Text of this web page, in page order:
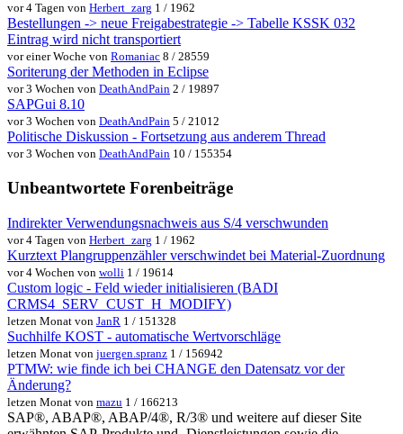
vor 4 Tagen von Herbert_zarg 1 / 1962
Bestellungen -> neue Freigabestrategie -> Tabelle KSSK 032
Eintrag wird nicht transportiert
vor einer Woche von Romaniac 8 / 28559
Soriterung der Methoden in Eclipse
vor 3 Wochen von DeathAndPain 2 / 19897
SAPGui 8.10
vor 3 Wochen von DeathAndPain 5 / 21012
Politische Diskussion - Fortsetzung aus anderem Thread
vor 3 Wochen von DeathAndPain 10 / 155354
Unbeantwortete Forenbeiträge
Indirekter Verwendungsnachweis aus S/4 verschwunden
vor 4 Tagen von Herbert_zarg 1 / 1962
Kurztext Plangruppenzähler verschwindet bei Material-Zuordnung
vor 4 Wochen von wolli 1 / 19614
Custom logic - Feld wieder initialisieren (BADI
CRMS4_SERV_CUST_H_MODIFY)
letzen Monat von JanR 1 / 151328
Suchhilfe KOST - automatische Wertvorschläge
letzen Monat von juergen.spranz 1 / 156942
PTMW: wie finde ich bei CHANGE den Datensatz vor der
Änderung?
letzen Monat von mazu 1 / 166213
SAP®, ABAP®, ABAP/4®, R/3® und weitere auf dieser Site